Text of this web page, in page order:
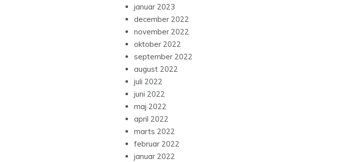
januar 2023
december 2022
november 2022
oktober 2022
september 2022
august 2022
juli 2022
juni 2022
maj 2022
april 2022
marts 2022
februar 2022
januar 2022